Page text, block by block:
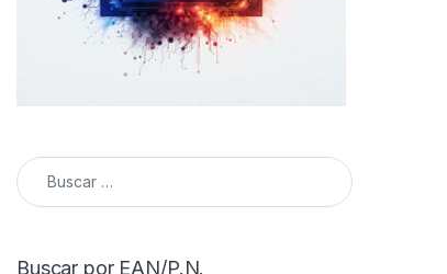
Buscar:
Buscar por EAN/P.N.